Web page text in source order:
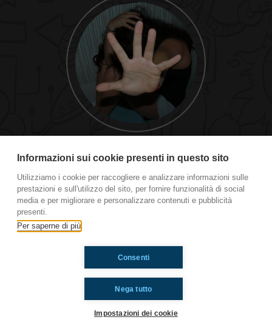
Basta Violenza
Ti è piaciuto? Condividilo!
Informazioni sui cookie presenti in questo sito
Utilizziamo i cookie per raccogliere e analizzare informazioni sulle
prestazioni e sull'utilizzo del sito, per fornire funzionalità di social
media e per migliorare e personalizzare contenuti e pubblicità
presenti.
Per saperne di più
Nega tutto
Consenti
Impostazioni dei cookie